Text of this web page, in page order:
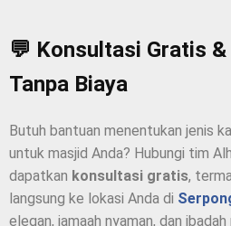
💬 Konsultasi Gratis
Tanpa Biaya
Butuh bantuan menentukan jenis
untuk masjid Anda? Hubungi tim
dapatkan konsultasi gratis,
langsung ke lokasi Anda di
elegan, jamaah nyaman, dan